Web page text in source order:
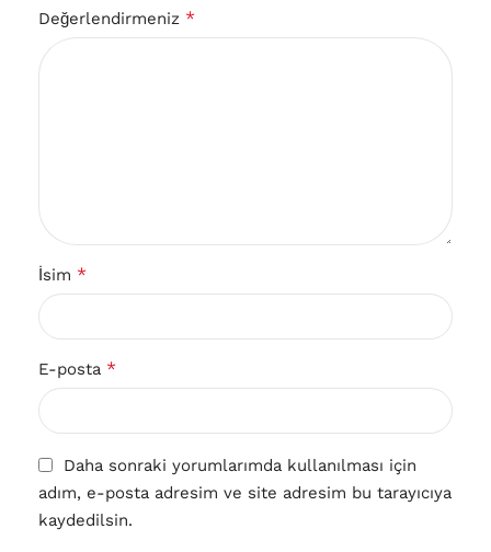
Değerlendirmeniz *
İsim *
E-posta *
Daha sonraki yorumlarımda kullanılması için
adım, e-posta adresim ve site adresim bu tarayıcıya
kaydedilsin.